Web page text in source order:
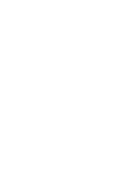
Contém
Notebook Até
14 Litros.